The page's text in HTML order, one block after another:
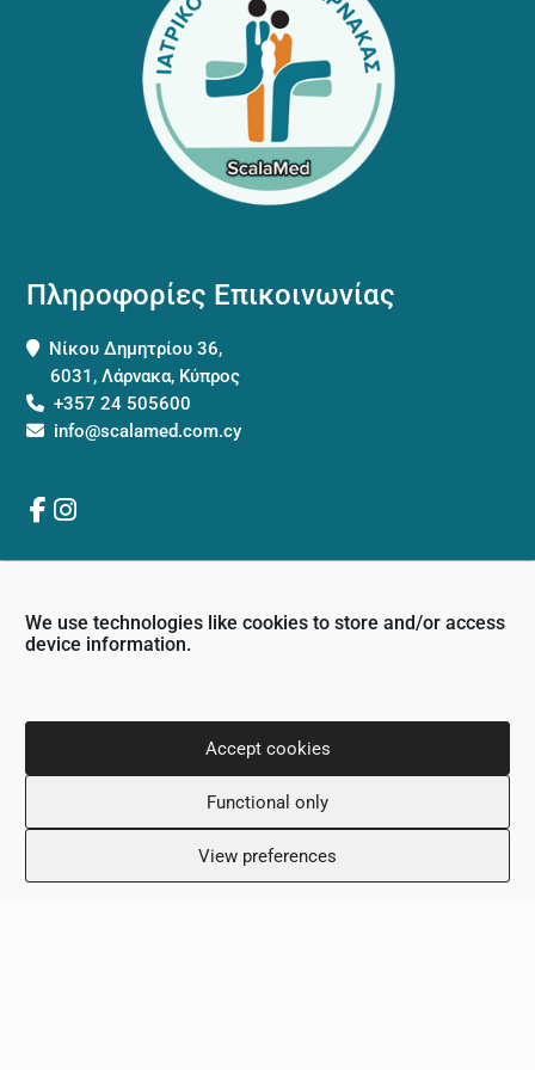
We use technologies like cookies to store and/or access
device information.
Accept cookies
Functional only
View preferences
Πληροφορίες Επικοινωνίας
Νίκου Δημητρίου 36,
6031, Λάρνακα, Κύπρος
+357 24 505600
info@scalamed.com.cy
Ωράριο Λειτουργίας
Παρασκευή: 8:00 – 18:00
Κυριακή: Κλειστό